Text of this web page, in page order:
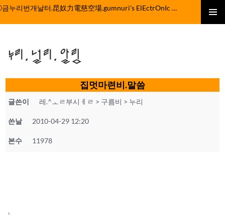
컨
뛰
기
ⓒ금누리번개날터.昆奴力電慈空場.gumnuri's ElEctrOnIc fActOrY
누리.널리.알림
집멋마련비.말씀
글쓴이 레.^ㅗㄹ부시ㅔㄹ > 구름비 > 누리
쓴날 2010-04-29 12:20
본수 11978
.